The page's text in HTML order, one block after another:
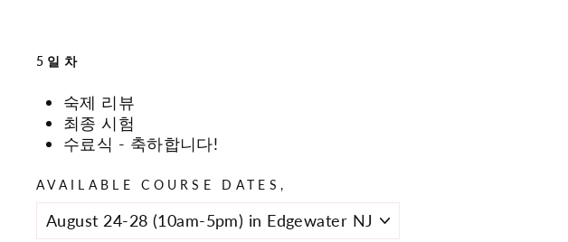
5일차
숙제 리뷰
최종 시험
수료식 - 축하합니다!
AVAILABLE COURSE DATES,